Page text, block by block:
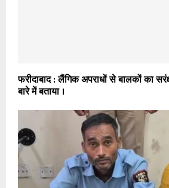
फरीदाबाद : लैंगिक अपराधों से बालकों का
बारे में बताया ।